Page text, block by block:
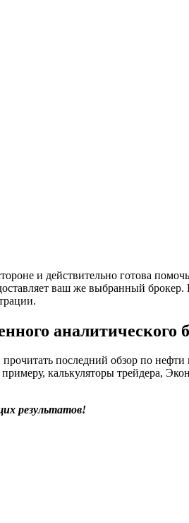
и действительно готова
ваш же выбранный
аналитического
прочитать последний обзор по
калькуляторы трейдера,
результатов!